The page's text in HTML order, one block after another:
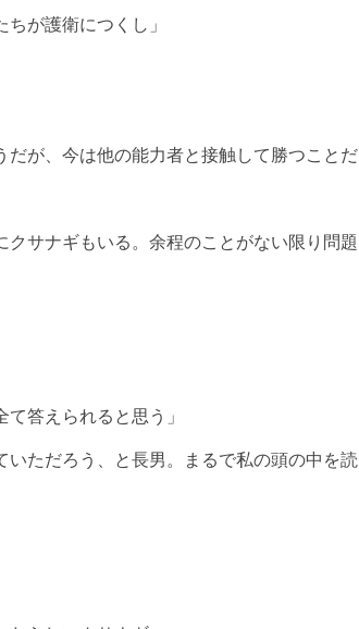
が護衛につくし」
が、今は他の能力者と接触して勝つことだ
サナギもいる。余程のことがない限り問題
答えられると思う」
ただろう、と長男。まるで私の頭の中を読